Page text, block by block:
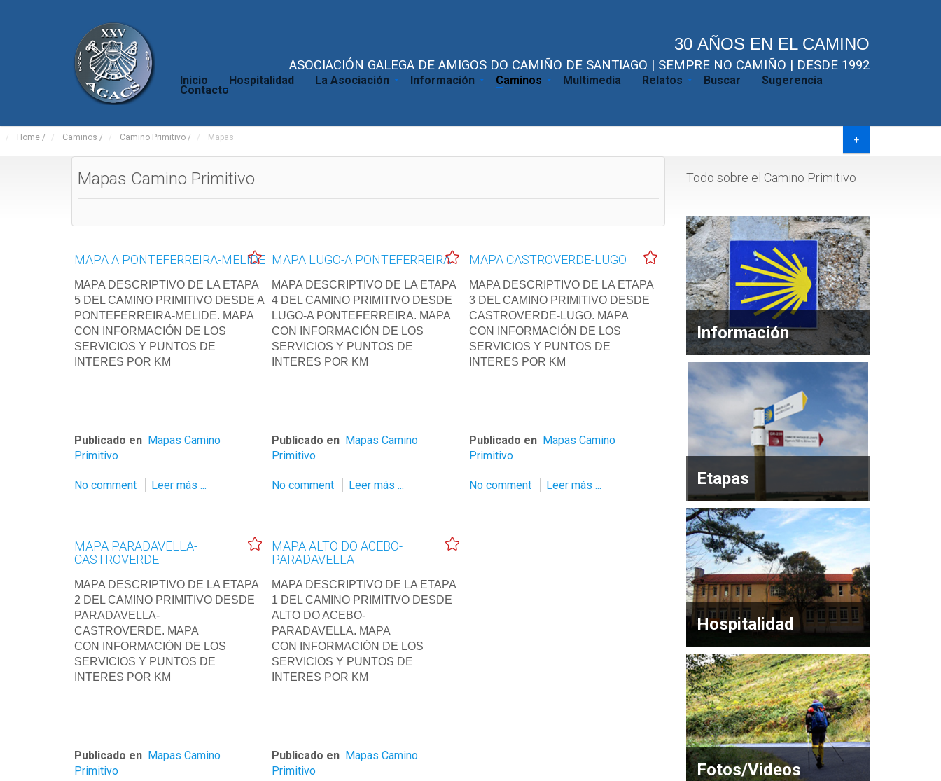
30 AÑOS EN EL CAMINO
ASOCIACIÓN GALEGA DE AMIGOS DO CAMIÑO DE SANTIAGO | SEMPRE NO CAMIÑO | DESDE 1992
Inicio Hospitalidad La Asociación Información Caminos Multimedia Relatos Buscar Sugerencia
Contacto
+
Home / Caminos / Camino Primitivo / Mapas
Mapas Camino Primitivo
MAPA A PONTEFERREIRA-MELIDE
MAPA DESCRIPTIVO DE LA ETAPA
5 DEL CAMINO PRIMITIVO DESDE A
PONTEFERREIRA-MELIDE. MAPA
CON INFORMACIÓN DE LOS
SERVICIOS Y PUNTOS DE
INTERES POR KM
Publicado en Mapas Camino
Primitivo
No comment Leer más ...
MAPA LUGO-A PONTEFERREIRA
MAPA DESCRIPTIVO DE LA ETAPA
4 DEL CAMINO PRIMITIVO DESDE
LUGO-A PONTEFERREIRA. MAPA
CON INFORMACIÓN DE LOS
SERVICIOS Y PUNTOS DE
INTERES POR KM
Publicado en Mapas Camino
Primitivo
No comment Leer más ...
MAPA CASTROVERDE-LUGO
MAPA DESCRIPTIVO DE LA ETAPA
3 DEL CAMINO PRIMITIVO DESDE
CASTROVERDE-LUGO. MAPA
CON INFORMACIÓN DE LOS
SERVICIOS Y PUNTOS DE
INTERES POR KM
Publicado en Mapas Camino
Primitivo
No comment Leer más ...
MAPA PARADAVELLA-
CASTROVERDE
MAPA DESCRIPTIVO DE LA ETAPA
2 DEL CAMINO PRIMITIVO DESDE
PARADAVELLA-
CASTROVERDE. MAPA
CON INFORMACIÓN DE LOS
SERVICIOS Y PUNTOS DE
INTERES POR KM
Publicado en Mapas Camino
Primitivo
MAPA ALTO DO ACEBO-
PARADAVELLA
MAPA DESCRIPTIVO DE LA ETAPA
1 DEL CAMINO PRIMITIVO DESDE
ALTO DO ACEBO-
PARADAVELLA. MAPA
CON INFORMACIÓN DE LOS
SERVICIOS Y PUNTOS DE
INTERES POR KM
Publicado en Mapas Camino
Primitivo
Todo sobre el Camino Primitivo
Información
Etapas
Hospitalidad
Fotos/Videos